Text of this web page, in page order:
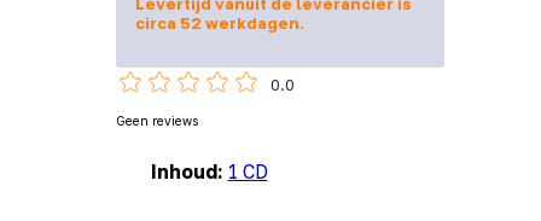
Inhoud: 1 CD
Levertijd vanuit de leverancier is
circa 52 werkdagen.
0.0
Geen reviews